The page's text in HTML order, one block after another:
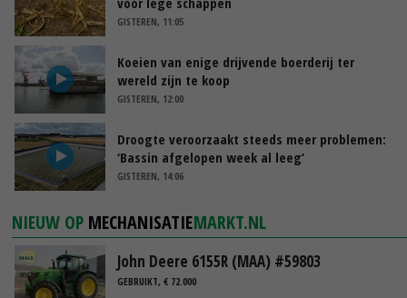
GISTEREN, 11:05
Koeien van enige drijvende boerderij ter
wereld zijn te koop
GISTEREN, 12:00
Droogte veroorzaakt steeds meer problemen:
‘Bassin afgelopen week al leeg’
GISTEREN, 14:06
NIEUW OP MECHANISATIEMARKT.NL
John Deere 6155R (MAA) #59803
GEBRUIKT, € 72.000